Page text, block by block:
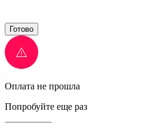
Готово
Оплата не прошла
Попробуйте еще раз